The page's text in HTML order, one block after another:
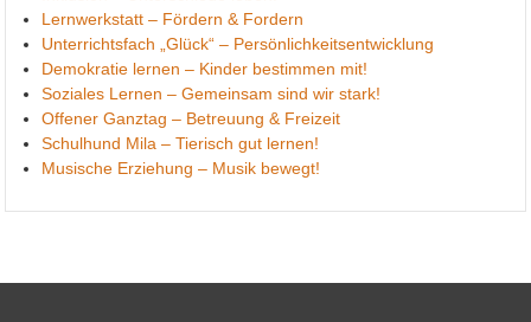
Lernwerkstatt – Fördern & Fordern
Unterrichtsfach „Glück“ – Persönlichkeitsentwicklung
Demokratie lernen – Kinder bestimmen mit!
Soziales Lernen – Gemeinsam sind wir stark!
Offener Ganztag – Betreuung & Freizeit
Schulhund Mila – Tierisch gut lernen!
Musische Erziehung – Musik bewegt!